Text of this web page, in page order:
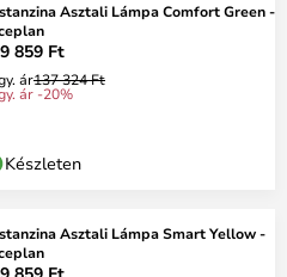
Asztali Lámpa Comfort Green -
859 Ft
ár137 324 Ft
ár -20%
Készleten
Asztali Lámpa Smart Yellow -